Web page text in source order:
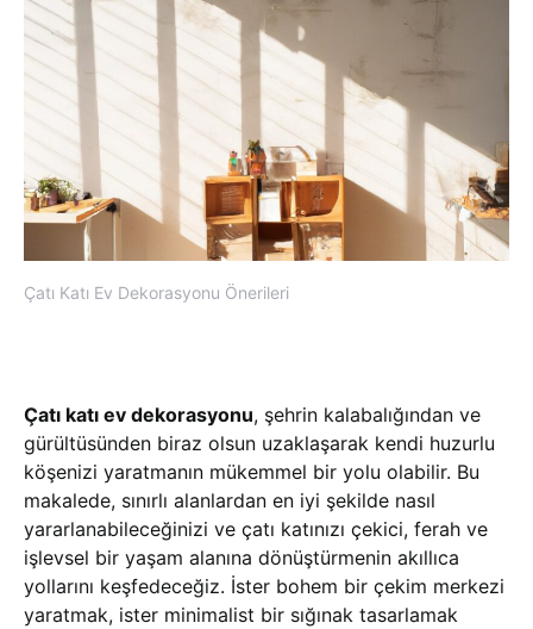
Çatı Katı Ev Dekorasyonu Önerileri
Çatı katı ev dekorasyonu, şehrin kalabalığından ve
gürültüsünden biraz olsun uzaklaşarak kendi huzurlu
köşenizi yaratmanın mükemmel bir yolu olabilir. Bu
makalede, sınırlı alanlardan en iyi şekilde nasıl
yararlanabileceğinizi ve çatı katınızı çekici, ferah ve
işlevsel bir yaşam alanına dönüştürmenin akıllıca
yollarını keşfedeceğiz. İster bohem bir çekim merkezi
yaratmak, ister minimalist bir sığınak tasarlamak